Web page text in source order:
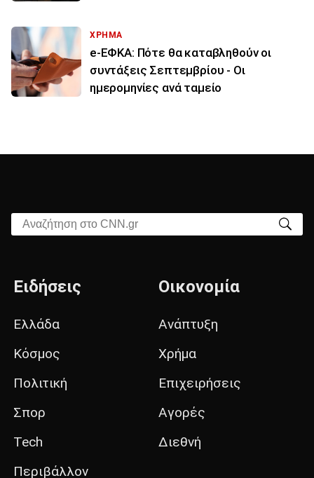
ΧΡΗΜΑ
e-ΕΦΚΑ: Πότε θα καταβληθούν οι
συντάξεις Σεπτεμβρίου - Οι
ημερομηνίες ανά ταμείο
Αναζήτηση στο CNN.gr
Ειδήσεις
Ελλάδα
Κόσμος
Πολιτική
Σπορ
Tech
Περιβάλλον
Οικονομία
Ανάπτυξη
Χρήμα
Επιχειρήσεις
Αγορές
Διεθνή